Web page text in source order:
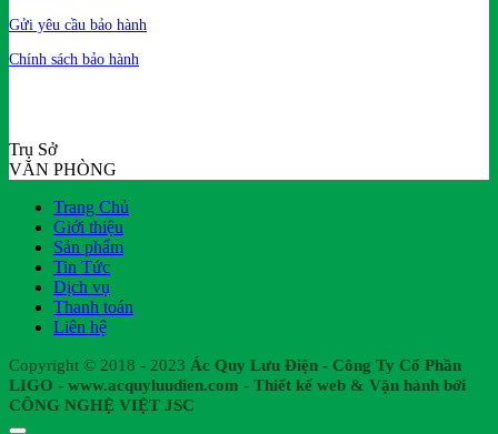
Gửi yêu cầu bảo hành
Chính sách bảo hành
Trụ Sở
VĂN PHÒNG
Trang Chủ
Giới thiệu
Sản phẩm
Tin Tức
Dịch vụ
Thanh toán
Liên hệ
Copyright © 2018 - 2023 Ác Quy Lưu Điện - Công Ty Cổ Phần
LIGO - www.acquyluudien.com - Thiết kế web & Vận hành bởi
CÔNG NGHỆ VIỆT JSC